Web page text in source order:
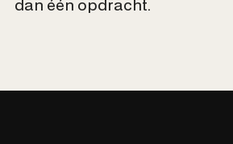
dan één opdracht.